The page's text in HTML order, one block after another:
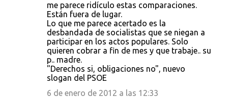
me parece ridículo estas comparaciones.
Están fuera de lugar.
Lo que me parece acertado es la
desbandada de socialistas que se niegan a
participar en los actos populares. Solo
quieren cobrar a fin de mes y que trabaje.. su
p.. madre.
"Derechos si, obligaciones no", nuevo
slogan del PSOE
6 de enero de 2012 a las 12:33